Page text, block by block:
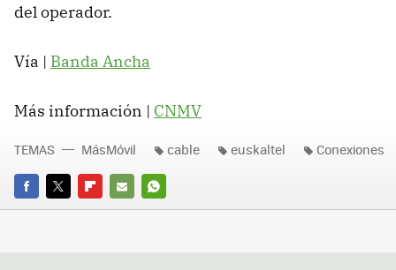
del operador.
Vía | Banda Ancha
Más información | CNMV
FACEBOOK
TWITTERFLIPBOARD
E-
WHATSAPP
TEMAS MásMóvil cable euskaltel Conexiones